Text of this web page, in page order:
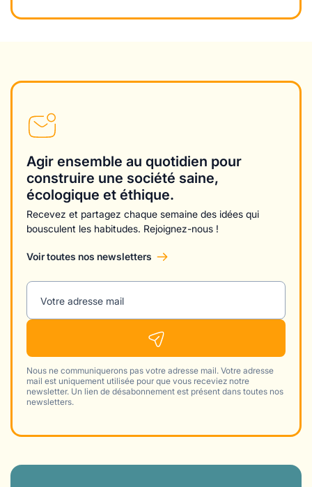
Agir ensemble au quotidien pour
construire une société saine,
écologique et éthique.
Recevez et partagez chaque semaine des idées qui
bousculent les habitudes. Rejoignez-nous !
Voir toutes nos newsletters
Votre adresse mail
Nous ne communiquerons pas votre adresse mail. Votre adresse
mail est uniquement utilisée pour que vous receviez notre
newsletter. Un lien de désabonnement est présent dans toutes nos
newsletters.